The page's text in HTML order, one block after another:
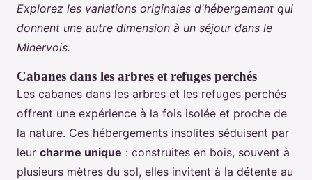
Explorez les variations originales d'hébergement qui
donnent une autre dimension à un séjour dans le
Minervois.
Cabanes dans les arbres et refuges perchés
Les cabanes dans les arbres et les refuges perchés
offrent une expérience à la fois isolée et proche de
la nature. Ces hébergements insolites séduisent par
leur charme unique : construites en bois, souvent à
plusieurs mètres du sol, elles invitent à la détente au